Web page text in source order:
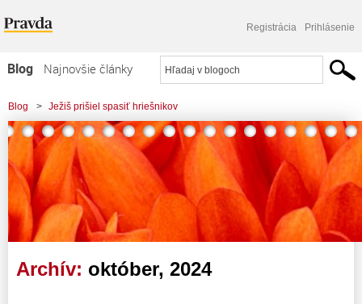
Registrácia Prihlásenie
Blog
Najnovšie články
Najčítanejšie články
Najkomentovanejšie články
Zoznam blogov
Komerčné blogy
Blog > Ježiš prišiel spasiť hriešnikov
Archív: október, 2024